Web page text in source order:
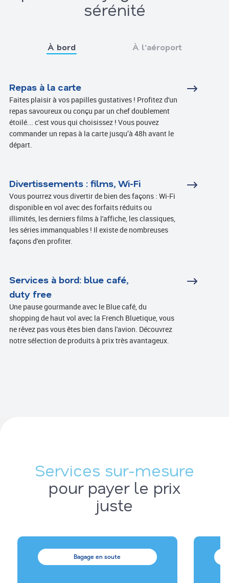
sérénité
À bord À l'aéroport
Repas à la carte
Faites plaisir à vos papilles gustatives ! Profitez d'un
repas savoureux ou conçu par un chef doublement
étoilé... c'est vous qui choisissez ! Vous pouvez
commander un repas à la carte jusqu’à 48h avant le
départ.
Divertissements : films, Wi-Fi
Vous pourrez vous divertir de bien des façons : Wi-Fi
disponible en vol avec des forfaits réduits ou
illimités, les derniers films à l'affiche, les classiques,
les séries immanquables ! Il existe de nombreuses
façons d'en profiter.
Services à bord: blue café,
duty free
Une pause gourmande avec le Blue café, du
shopping de haut vol avec la French Bluetique, vous
ne rêvez pas vous êtes bien dans l'avion. Découvrez
notre sélection de produits à prix très avantageux.
Services sur-mesure
pour payer le prix
juste
Bagage en soute